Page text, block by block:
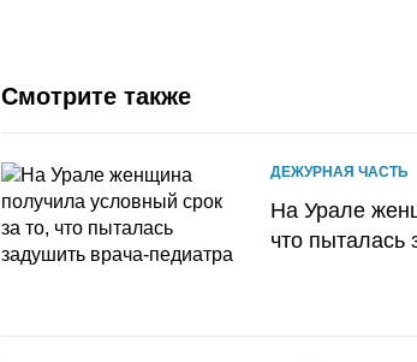
Смотрите также
ДЕЖУРНАЯ ЧАСТЬ
На Урале
что пыталась